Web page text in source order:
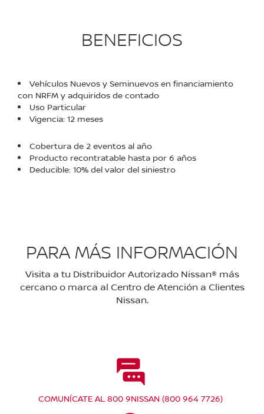
BENEFICIOS
Vehículos Nuevos y Seminuevos en financiamiento
con NRFM y adquiridos de contado
Uso Particular
Vigencia: 12 meses
Cobertura de 2 eventos al año
Producto recontratable hasta por 6 años
Deducible: 10% del valor del siniestro
PARA MÁS INFORMACIÓN
Visita a tu Distribuidor Autorizado Nissan® más
cercano o marca al Centro de Atención a Clientes
Nissan.
COMUNÍCATE AL 800 9NISSAN (800 964 7726)